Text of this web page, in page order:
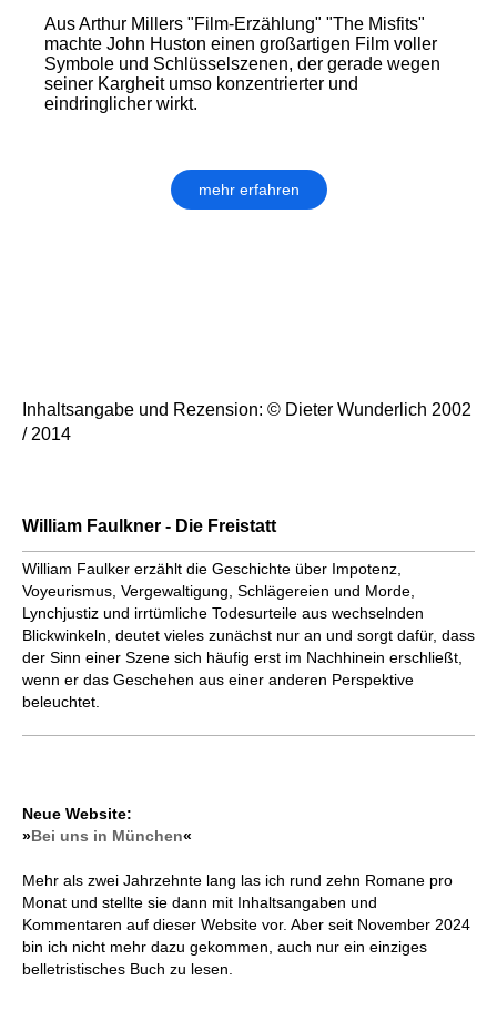
Aus Arthur Millers "Film-Erzählung" "The Misfits"
machte John Huston einen großartigen Film voller
Symbole und Schlüsselszenen, der gerade wegen
seiner Kargheit umso konzentrierter und
eindringlicher wirkt.
mehr erfahren
Inhaltsangabe und Rezension: © Dieter Wunderlich 2002
/ 2014
William Faulkner - Die Freistatt
William Faulker erzählt die Geschichte über Impotenz,
Voyeurismus, Vergewaltigung, Schlägereien und Morde,
Lynchjustiz und irrtümliche Todesurteile aus wechselnden
Blickwinkeln, deutet vieles zunächst nur an und sorgt dafür, dass
der Sinn einer Szene sich häufig erst im Nachhinein erschließt,
wenn er das Geschehen aus einer anderen Perspektive
beleuchtet.
Neue Website:
»Bei uns in München«
Mehr als zwei Jahrzehnte lang las ich rund zehn Romane pro
Monat und stellte sie dann mit Inhaltsangaben und
Kommentaren auf dieser Website vor. Aber seit November 2024
bin ich nicht mehr dazu gekommen, auch nur ein einziges
belletristisches Buch zu lesen.